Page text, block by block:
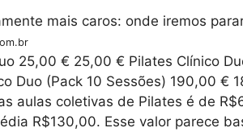
25,00 € 25,00 € Pilates Clínico
Duo (Pack 10 Sessões) 190,00 €
aulas coletivas de Pilates é de
R$130,00. Esse valor parece